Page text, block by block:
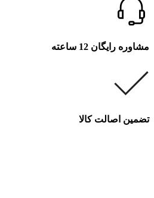
مشاوره رایگان 12 ساعته
تضمین اصالت کالا